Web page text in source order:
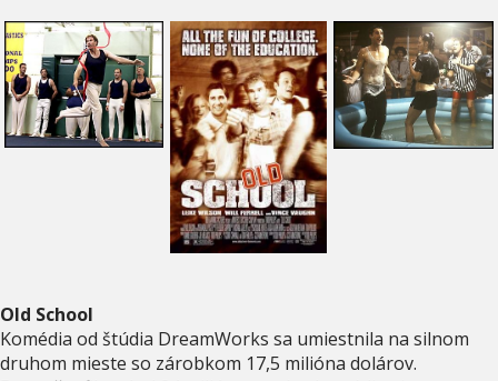
Old School
Komédia od štúdia DreamWorks sa umiestnila na silnom
druhom mieste so zárobkom 17,5 milióna dolárov.